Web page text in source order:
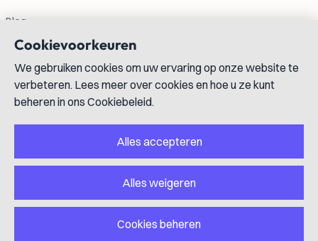
Blog
Contactgegevens
info@lexboost.com
GitHubYouTube
Copyright © 2023-2026 Lexboost
Cookievoorkeuren
We gebruiken cookies om uw ervaring op onze website te
verbeteren. Lees meer over cookies en hoe u ze kunt
beheren in ons Cookiebeleid.
Alles accepteren
Alles weigeren
Cookies beheren